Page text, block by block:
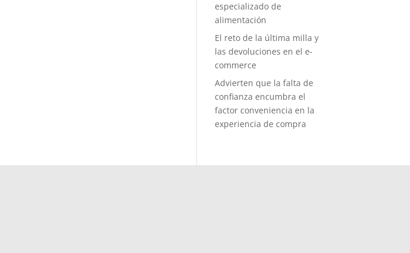
especializado de
alimentación
El reto de la última milla y
las devoluciones en el e-
commerce
Advierten que la falta de
confianza encumbra el
factor conveniencia en la
experiencia de compra